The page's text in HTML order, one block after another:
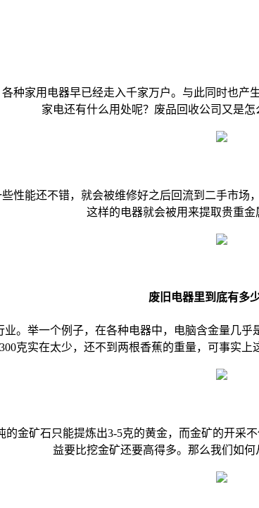
种家用电器早已经走入千家万户。与此同时也
家电还有什么用处呢？废品回收公司又是怎
性能还不错，就会被维修好之后回流到二手市
这样的电器就会被用来提取贵重金
废旧电器里到底有多
。举一个例子，在各种电器中，电脑含金量几
克实在太少，还不到两根香蕉的重量，可事实上
金矿石只能提炼出3-5克的黄金，而金矿的开
益要比挖金矿还要高得多。那么我们如何